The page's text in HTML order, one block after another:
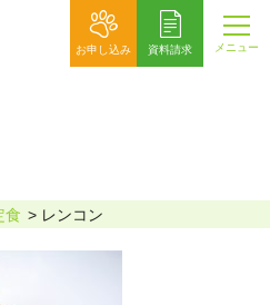
お申し込み 資料請求 メニュー
食 レンコン